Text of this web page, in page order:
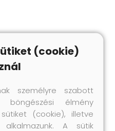
vízálló.
(cookie)
személyre szabott
élmény
(cookie), illetve
A sütik